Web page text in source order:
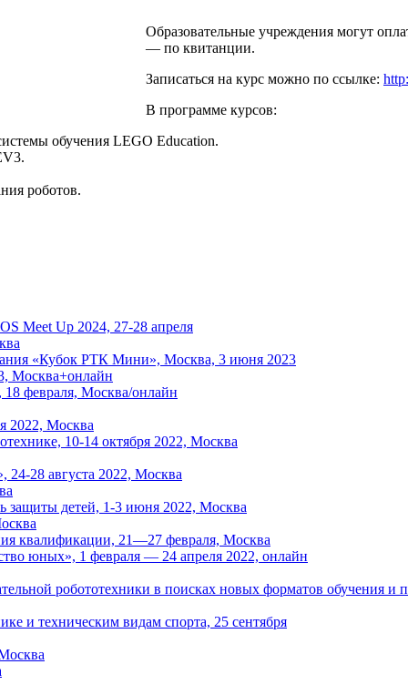
Образовательные учреждения могут
— по квитанции.
Записаться на курс можно по ссылке:
В программе курсов:
обучения LEGO Education.
роботов.
Meet Up 2024, 27-28 апреля
«Кубок РТК Мини», Москва, 3 июня 2023
Москва+онлайн
18 февраля, Москва/онлайн
2022, Москва
10-14 октября 2022, Москва
28 августа 2022, Москва
защиты детей, 1-3 июня 2022, Москва
квалификации, 21—27 февраля, Москва
юных», 1 февраля — 24 апреля 2022, онлайн
робототехники в поисках новых форматов обучения и
и техническим видам спорта, 25 сентября